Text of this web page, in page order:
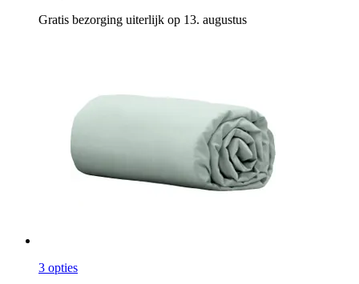
Gratis bezorging uiterlijk op 13. augustus
3 opties